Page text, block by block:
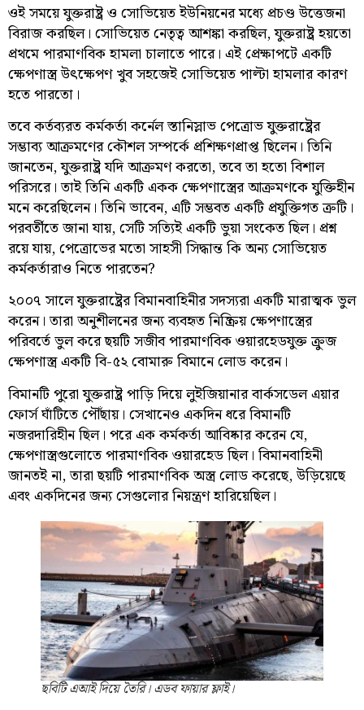
ওই সময়ে যুক্তরাষ্ট্র ও সোভিয়েত ইউনিয়নের মধ্যে প্রচণ্ড উত্তেজনা
বিরাজ করছিল। সোভিয়েত নেতৃত্ব আশঙ্কা করছিল, যুক্তরাষ্ট্র হয়তো
প্রথমে পারমাণবিক হামলা চালাতে পারে। এই প্রেক্ষাপটে একটি
ক্ষেপণাস্ত্র উৎক্ষেপণ খুব সহজেই সোভিয়েত পাল্টা হামলার কারণ
হতে পারতো।
তবে কর্তব্যরত কর্মকর্তা কর্নেল স্তানিস্লাভ পেত্রোভ যুক্তরাষ্ট্রের
সম্ভাব্য আক্রমণের কৌশল সম্পর্কে প্রশিক্ষণপ্রাপ্ত ছিলেন। তিনি
জানতেন, যুক্তরাষ্ট্র যদি আক্রমণ করতো, তবে তা হতো বিশাল
পরিসরে। তাই তিনি একটি একক ক্ষেপণাস্ত্রের আক্রমণকে যুক্তিহীন
মনে করেছিলেন। তিনি ভাবেন, এটি সম্ভবত একটি প্রযুক্তিগত ত্রুটি।
পরবর্তীতে জানা যায়, সেটি সত্যিই একটি ভুয়া সংকেত ছিল। প্রশ্ন
রয়ে যায়, পেত্রোভের মতো সাহসী সিদ্ধান্ত কি অন্য সোভিয়েত
কর্মকর্তারাও নিতে পারতেন?
২০০৭ সালে যুক্তরাষ্ট্রের বিমানবাহিনীর সদস্যরা একটি মারাত্মক ভুল
করেন। তারা অনুশীলনের জন্য ব্যবহৃত নিষ্ক্রিয় ক্ষেপণাস্ত্রের
পরিবর্তে ভুল করে ছয়টি সজীব পারমাণবিক ওয়ারহেডযুক্ত ক্রুজ
ক্ষেপণাস্ত্র একটি বি-৫২ বোমারু বিমানে লোড করেন।
বিমানটি পুরো যুক্তরাষ্ট্র পাড়ি দিয়ে লুইজিয়ানার বার্কসডেল এয়ার
ফোর্স ঘাঁটিতে পৌঁছায়। সেখানেও একদিন ধরে বিমানটি
নজরদারিহীন ছিল। পরে এক কর্মকর্তা আবিষ্কার করেন যে,
ক্ষেপণাস্ত্রগুলোতে পারমাণবিক ওয়ারহেড ছিল। বিমানবাহিনী
জানতই না, তারা ছয়টি পারমাণবিক অস্ত্র লোড করেছে, উড়িয়েছে
এবং একদিনের জন্য সেগুলোর নিয়ন্ত্রণ হারিয়েছিল।
ছবিটি এআই দিয়ে তৈরি। এডব ফায়ার ফ্লাই।